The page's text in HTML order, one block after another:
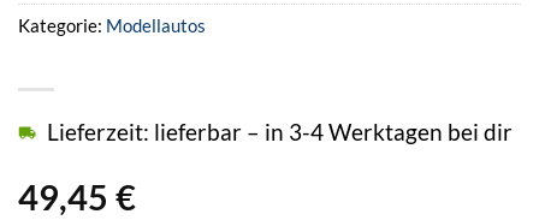
49,45 €
Lieferzeit: lieferbar – in 3-4 Werktagen bei dir
Kategorie: Modellautos